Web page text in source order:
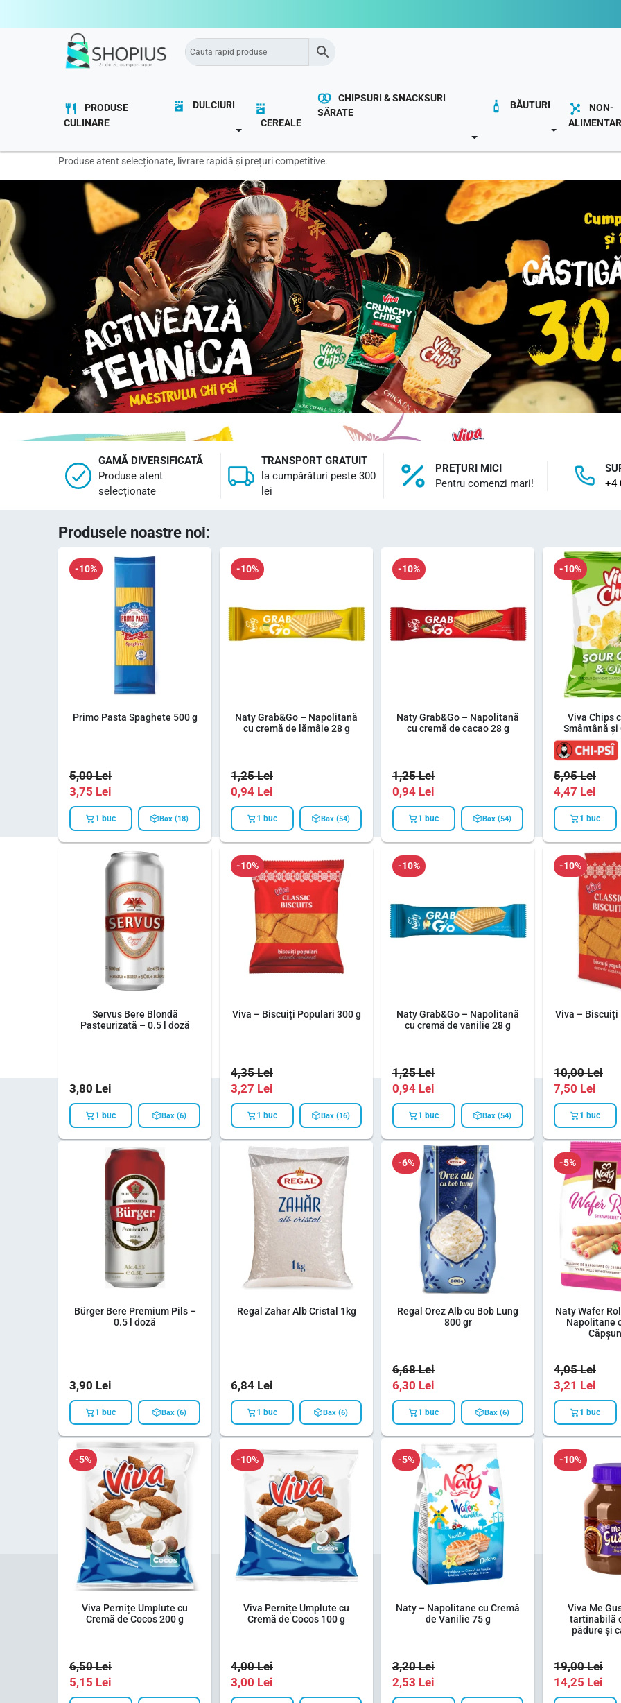
PRODUSE
CULINARE
DULCIURI
TOGGLE DROPDOWN
CEREALE
CHIPSURI & SNACKSURI
SĂRATE
TOGGLE DROPDOWN
BĂUTURI
TOGGLE
NON-
Produse atent selecționate, livrare rapidă și prețuri competitive.
GAMĂ DIVERSIFICATĂ
Produse atent
selecționate
TRANSPORT GRATUIT
la cumpărături peste 300
lei
PREȚURI MICI
Pentru comenzi mari!
+4
Produsele noastre noi:
-10%
Primo Pasta Spaghete 500 g
5,00Lei
3,75 Lei
1 buc Bax (18)
-10%
Naty Grab&Go – Napolitană
cu cremă de lămâie 28 g
1,25Lei
0,94 Lei
1 buc Bax (54)
-10%
Naty Grab&Go – Napolitană
cu cremă de cacao 28 g
1,25Lei
0,94 Lei
1 buc Bax (54)
-10%
Viva Chips
Smântână și
5,95Lei
4,47 Lei
1 buc
Servus Bere Blondă
Pasteurizată – 0.5 l doză
3,80 Lei
1 buc Bax (6)
-10%
Viva – Biscuiți Populari 300 g
4,35Lei
3,27 Lei
1 buc Bax (16)
-10%
Naty Grab&Go – Napolitană
cu cremă de vanilie 28 g
1,25Lei
0,94 Lei
1 buc Bax (54)
-10%
Viva – Biscuiți
10,00Lei
7,50 Lei
1 buc
Bürger Bere Premium Pils –
0.5 l doză
3,90 Lei
1 buc Bax (6)
Regal Zahar Alb Cristal 1kg
6,84 Lei
1 buc Bax (6)
-6%
Regal Orez Alb cu Bob Lung
800 gr
6,68Lei
6,30 Lei
1 buc Bax (6)
-5%
Naty Wafer
Napolitane
4,05Lei
3,21 Lei
1 buc
-5%
Viva Pernițe Umplute cu
Cremă de Cocos 200 g
6,50Lei
5,15 Lei
-10%
Viva Pernițe Umplute cu
Cremă de Cocos 100 g
4,00Lei
3,00 Lei
-5%
Naty – Napolitane cu Cremă
de Vanilie 75 g
3,20Lei
2,53 Lei
-10%
Viva Me
tartinabilă
pădure și
19,00Lei
14,25 Lei